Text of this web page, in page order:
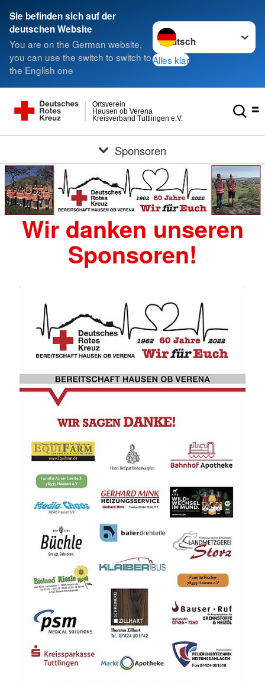
Sie befinden sich auf der
deutschen Website
You are on the German website,
you can use the switch to switch to
the English one
Sprache wechseln zu
Alles klar
Kreisverband Tuttlingen e.V.
Hausen ob Verena
Ortsverein
Sponsoren
Wir danken unseren
Sponsoren!